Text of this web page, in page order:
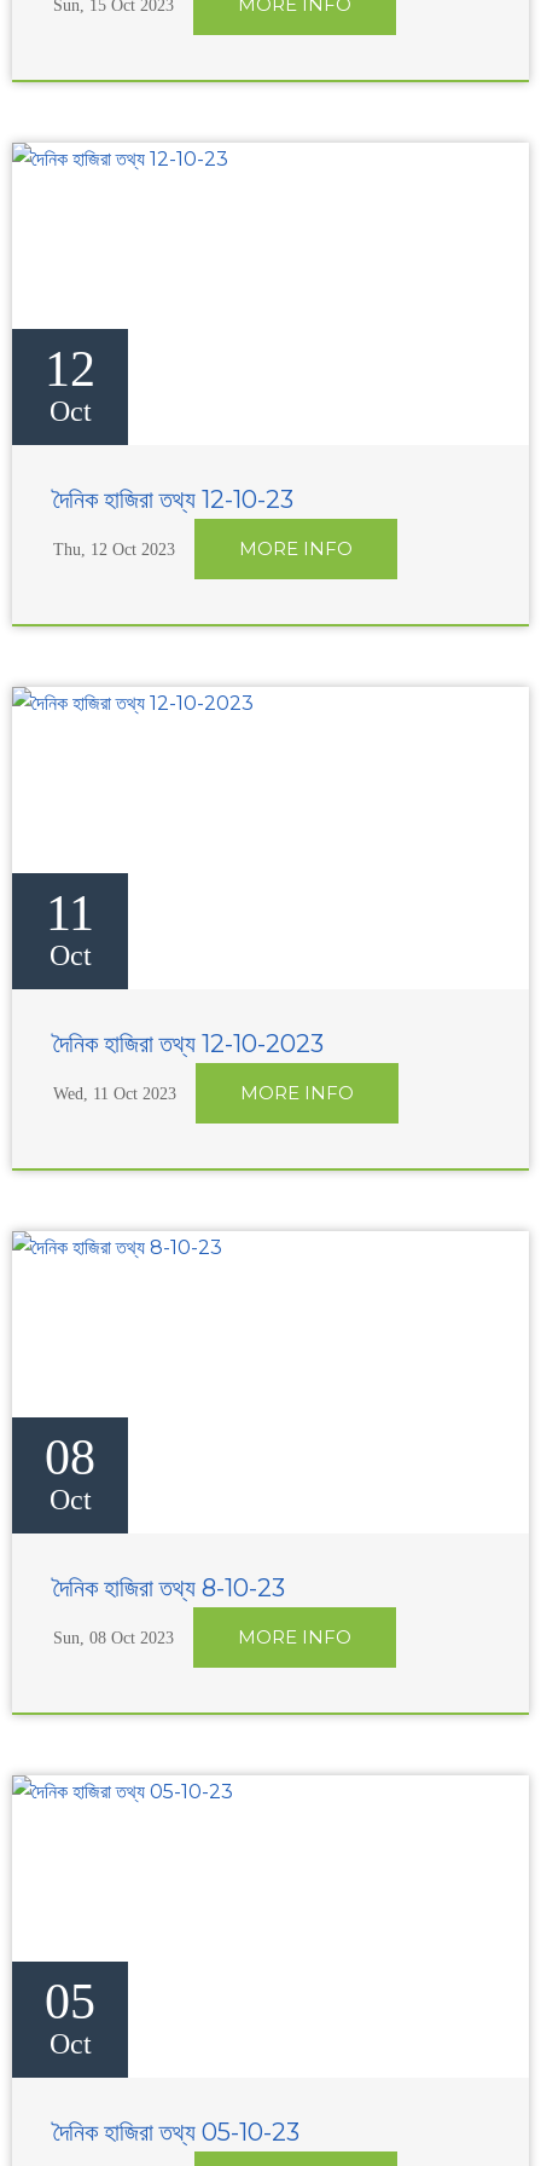
Sun, 15 Oct 2023
12
Oct
দৈনিক হাজিরা তথ্য 12-10-23
Thu, 12 Oct 2023 MORE INFO
11
Oct
দৈনিক হাজিরা তথ্য 12-10-2023
Wed, 11 Oct 2023 MORE INFO
08
Oct
দৈনিক হাজিরা তথ্য 8-10-23
Sun, 08 Oct 2023 MORE INFO
05
Oct
দৈনিক হাজিরা তথ্য 05-10-23